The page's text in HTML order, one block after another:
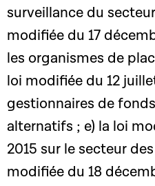
surveillance du
modifiée du 17
les organismes de
loi modifiée du 12
gestionnaires de
alternatifs ; e) la loi
2015 sur le secteur
modifiée du 18